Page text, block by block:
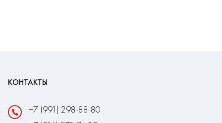
КОНТАКТЫ
+7 (991) 298-88-80